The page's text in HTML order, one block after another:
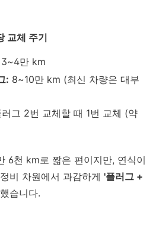
교체 주기
3~4만 km
: 8~10만 km (최신 차량은 대부
러그 2번 교체할 때 1번 교체 (약
6천 km로 짧은 편이지만, 연식이
비 차원에서 과감하게 '플러그 +
습니다.